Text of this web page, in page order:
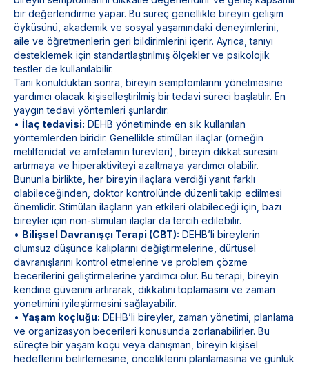
bir değerlendirme yapar. Bu süreç genellikle bireyin gelişim
öyküsünü, akademik ve sosyal yaşamındaki deneyimlerini,
aile ve öğretmenlerin geri bildirimlerini içerir. Ayrıca, tanıyı
desteklemek için standartlaştırılmış ölçekler ve psikolojik
testler de kullanılabilir.
Tanı konulduktan sonra, bireyin semptomlarını yönetmesine
yardımcı olacak kişiselleştirilmiş bir tedavi süreci başlatılır. En
yaygın tedavi yöntemleri şunlardır:
• İlaç tedavisi: DEHB yönetiminde en sık kullanılan
yöntemlerden biridir. Genellikle stimülan ilaçlar (örneğin
metilfenidat ve amfetamin türevleri), bireyin dikkat süresini
artırmaya ve hiperaktiviteyi azaltmaya yardımcı olabilir.
Bununla birlikte, her bireyin ilaçlara verdiği yanıt farklı
olabileceğinden, doktor kontrolünde düzenli takip edilmesi
önemlidir. Stimülan ilaçların yan etkileri olabileceği için, bazı
bireyler için non-stimülan ilaçlar da tercih edilebilir.
• Bilişsel Davranışçı Terapi (CBT): DEHB’li bireylerin
olumsuz düşünce kalıplarını değiştirmelerine, dürtüsel
davranışlarını kontrol etmelerine ve problem çözme
becerilerini geliştirmelerine yardımcı olur. Bu terapi, bireyin
kendine güvenini artırarak, dikkatini toplamasını ve zaman
yönetimini iyileştirmesini sağlayabilir.
• Yaşam koçluğu: DEHB’li bireyler, zaman yönetimi, planlama
ve organizasyon becerileri konusunda zorlanabilirler. Bu
süreçte bir yaşam koçu veya danışman, bireyin kişisel
hedeflerini belirlemesine, önceliklerini planlamasına ve günlük